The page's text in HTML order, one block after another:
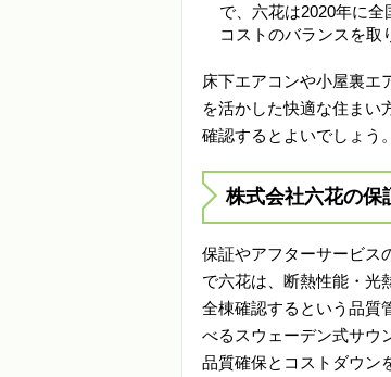
で、六花は2020年に
コストのバランスを取
床下エアコンや小屋裏エ
を活かした快適な住まい
確認するとよいでしょう。
株式会社六花の保
保証やアフターサービス
で六花は、断熱性能・光
全棟確認するという品質
べるスウェーデン式サウ
品質確保とコストダウン